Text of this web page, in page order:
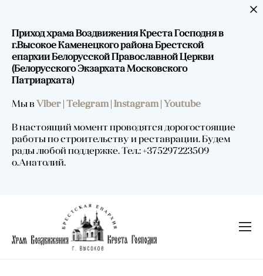
Приход храма Воздвижения Креста Господня в
г.Высокое Каменецкого района Брестской
епархии Белорусской Православной Церкви
(Белорусского Экзархата Московского
Патриархата)
Мы в Viber | Telegram| Instagram| Youtube
В настоящий момент проводятся дорогостоящие
работы по строительству и реставрации. Будем
рады любой поддержке. Тел.: +375297223509
о.Анатолий.